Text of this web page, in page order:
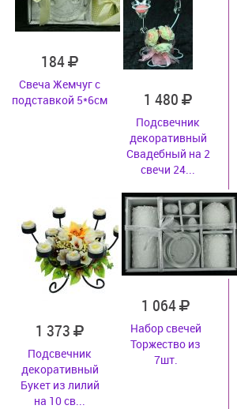
184
Свеча Жемчуг с
подставкой 5*6см
1 480
Подсвечник
декоративный
Свадебный на 2
свечи 24...
1 373
Подсвечник
декоративный
Букет из лилий
на 10 св...
1 064
Набор свечей
Торжество из
7шт.